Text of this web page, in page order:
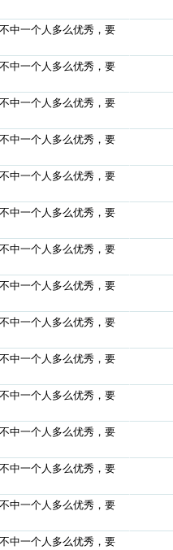
中一个人多么优秀，要
中一个人多么优秀，要
中一个人多么优秀，要
中一个人多么优秀，要
中一个人多么优秀，要
中一个人多么优秀，要
中一个人多么优秀，要
中一个人多么优秀，要
中一个人多么优秀，要
中一个人多么优秀，要
中一个人多么优秀，要
中一个人多么优秀，要
中一个人多么优秀，要
中一个人多么优秀，要
中一个人多么优秀，要